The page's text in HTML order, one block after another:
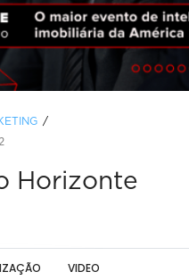
Horizonte
VIDEO